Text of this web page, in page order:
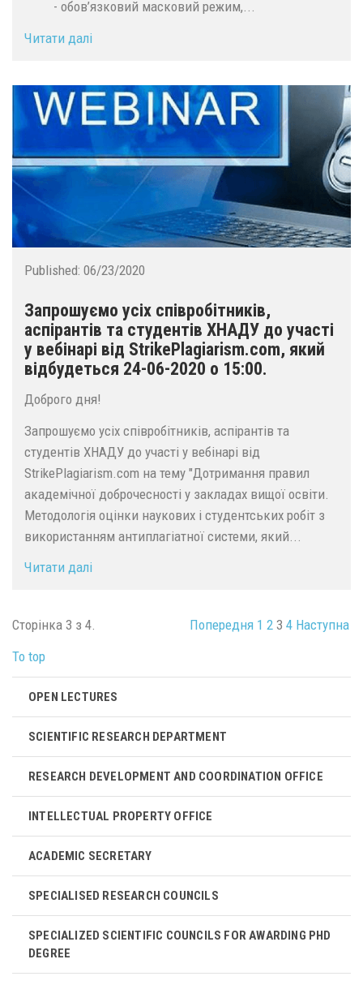
- обов’язковий масковий режим,...
Читати далі
Published: 06/23/2020
Запрошуємо усіх співробітників,
аспірантів та студентів ХНАДУ до участі
у вебінарі від StrikePlagiarism.com, який
відбудеться 24-06-2020 о 15:00.
Доброго дня!
Запрошуємо усіх співробітників, аспірантів та
студентів ХНАДУ до участі у вебінарі від
StrikePlagiarism.com на тему "Дотримання правил
академічної доброчесності у закладах вищої освіти.
Методологія оцінки наукових і студентських робіт з
використанням антиплагіатної системи, який...
Читати далі
Сторінка 3 з 4. Попередня 1 2 3 4 Наступна
To top
OPEN LECTURES
SCIENTIFIC RESEARCH DEPARTMENT
RESEARCH DEVELOPMENT AND COORDINATION OFFICE
INTELLECTUAL PROPERTY OFFICE
ACADEMIC SECRETARY
SPECIALISED RESEARCH COUNCILS
SPECIALIZED SCIENTIFIC COUNCILS FOR AWARDING PHD
DEGREE